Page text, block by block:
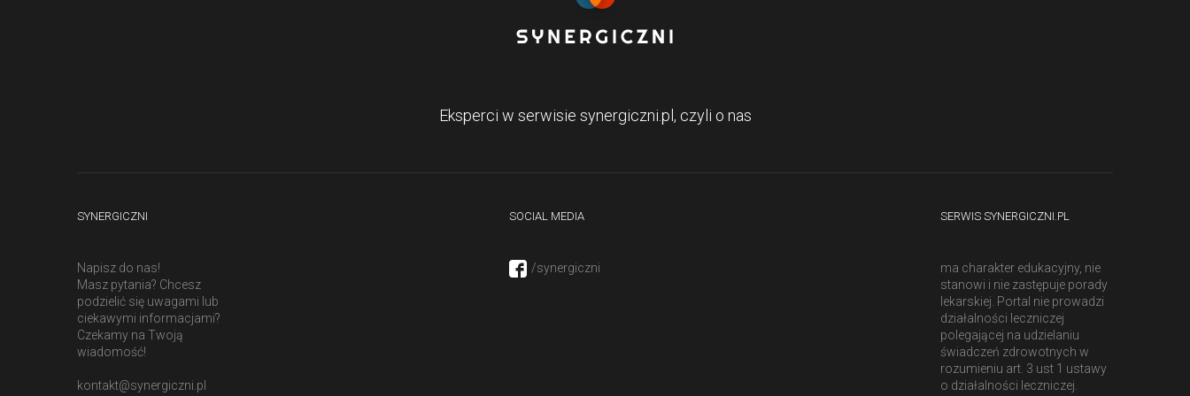
Eksperci w serwisie synergiczni.pl, czyli o nas
SYNERGICZNI
Napisz do nas!
Masz pytania? Chcesz
podzielić się uwagami lub
ciekawymi informacjami?
Czekamy na Twoją
wiadomość!
kontakt@synergiczni.pl
SOCIAL MEDIA
/synergiczni
SERWIS SYNERGICZNI.PL
ma charakter edukacyjny, nie
stanowi i nie zastępuje porady
lekarskiej. Portal nie prowadzi
działalności leczniczej
polegającej na udzielaniu
świadczeń zdrowotnych w
rozumieniu art. 3 ust 1 ustawy
o działalności leczniczej.